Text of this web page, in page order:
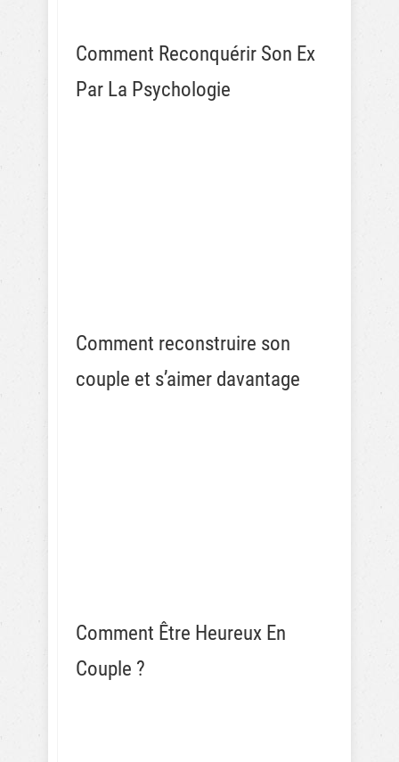
Comment Reconquérir Son Ex
Par La Psychologie
Comment reconstruire son
couple et s’aimer davantage
Comment Être Heureux En
Couple ?